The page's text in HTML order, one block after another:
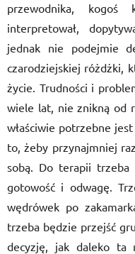
przewodnika, kogoś
interpretował,
jednak nie podejmie
czarodziejskiej różdżki,
życie. Trudności i
wiele lat, nie znikną od
właściwie potrzebne
to, żeby przynajmniej
sobą. Do terapii trzeba
gotowość i odwagę.
wędrówek po
trzeba będzie przejść
decyzję, jak daleko ta